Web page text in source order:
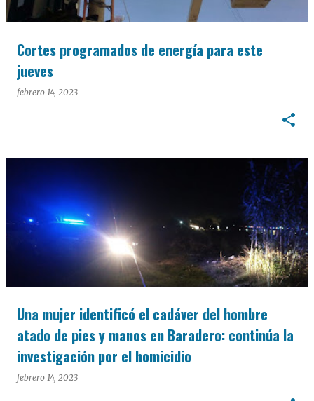
Cortes programados de energía para este
jueves
febrero 14, 2023
Una mujer identificó el cadáver del hombre
atado de pies y manos en Baradero: continúa la
investigación por el homicidio
febrero 14, 2023